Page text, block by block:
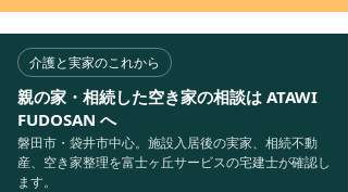
介護と実家のこれから
親の家・相続した空き家の相談は ATAWI
FUDOSAN へ
磐田市・袋井市中心。施設入居後の実家、相続不動
産、空き家整理を富士ヶ丘サービスの宅建士が確認し
ます。